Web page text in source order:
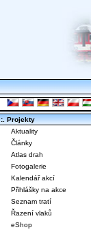
:. Projekty
Aktuality
Články
Atlas drah
Fotogalerie
Kalendář akcí
Přihlášky na akce
Seznam tratí
Řazení vlaků
eShop